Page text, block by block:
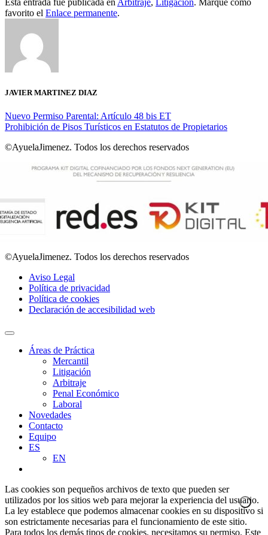
favorito el Enlace permanente.
JAVIER MARTINEZ DIAZ
Nuevo Permiso Parental: Artículo 48 bis ET
Prohibición de Pisos Turísticos en Estatutos de Propietarios
©AyuelaJimenez. Todos los derechos reservados
©AyuelaJimenez. Todos los derechos reservados
Aviso Legal
Política de privacidad
Política de cookies
Declaración de accesibilidad web
Áreas de Práctica
Mercantil
Litigación
Arbitraje
Penal Económico
Laboral
Novedades
Contacto
Equipo
ES
EN
Las cookies son pequeños archivos de texto que pueden ser
utilizados por los sitios web para mejorar la experiencia del usuario.
La ley establece que podemos almacenar cookies en su dispositivo si
son estrictamente necesarias para el funcionamiento de este sitio.
Para todos los demás tipos de cookies, necesitamos su permiso. Este